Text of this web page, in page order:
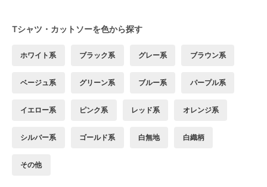
Tシャツ・カットソーを色から探す
ホワイト系 ブラック系 グレー系 ブラウン系
ベージュ系 グリーン系 ブルー系 パープル系
イエロー系 ピンク系 レッド系 オレンジ系
シルバー系 ゴールド系 白無地 白織柄
その他